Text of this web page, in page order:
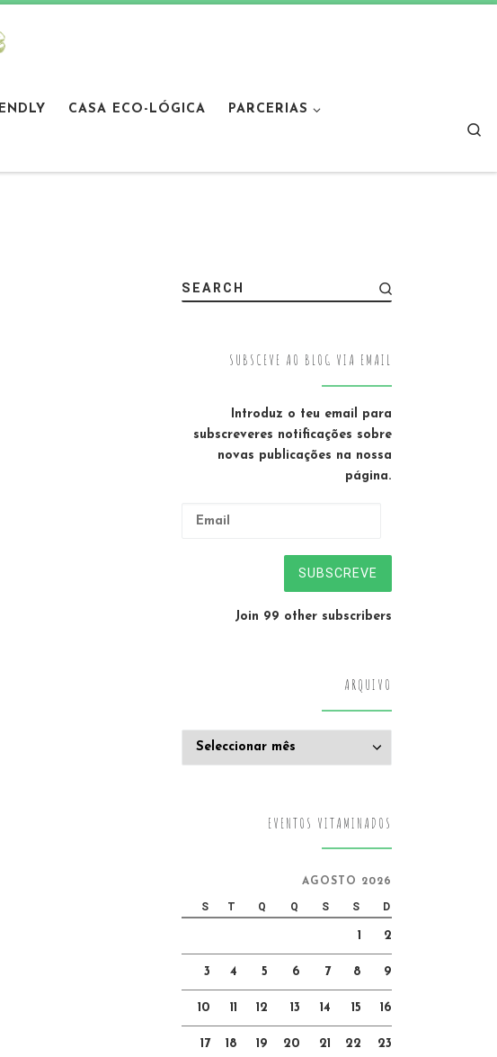
CASA ECO-LÓGICA PARCERIAS
SEARCH
SUBSCEVE AO BLOG VIA EMAIL
Introduz o teu email para
subscreveres notificações sobre
novas publicações na nossa
página.
SUBSCREVE
Join 99 other subscribers
ARQUIVO
EVENTOS VITAMINADOS
AGOSTO 2026
S T Q Q S S D
1 2
3 4 5 6 7 8 9
10 11 12 13 14 15 16
17 18 19 20 21 22 23